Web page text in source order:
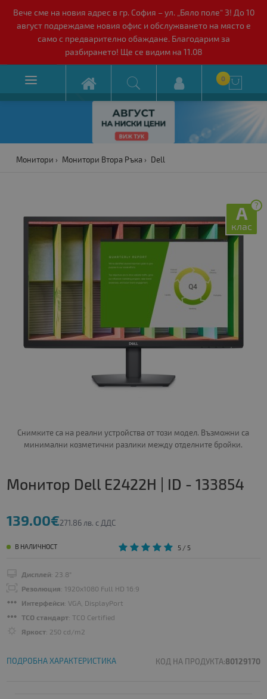
Вече сме на новия адрес в гр. София – ул. „Бяло поле“ 3! До 10
август подреждаме новия офис и обслужването на място е
само с предварително обаждане. Благодарим за
разбирането! Ще се видим на 11.08
 0 
Монитори Монитори Втора Ръка Dell
?
A
клас
Снимките са на реални устройства от този модел. Възможни са
минимални козметични разлики между отделните бройки.
Монитор Dell E2422H | ID - 133854
139.00€271.86 лв. с ДДС
В НАЛИЧНОСТ 5/ 5
Дисплей: 23.8"
Резолюция: 1920x1080 Full HD 16:9
Интерфейси: VGA, DisplayPort
TCO стандарт: TCO Certified
Яркост: 250 cd/m2
ПОДРОБНА ХАРАКТЕРИСТИКА КОД НА ПРОДУКТА:80129170